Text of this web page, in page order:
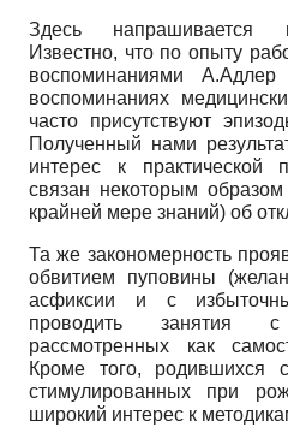
Здесь напрашивается
Известно, что по опыту
воспоминаниями
воспоминаниях
часто присутствуют
Полученный нами
интерес к практической
связан некоторым
крайней мере знаний) об
Та же закономерность
обвитием пуповины
асфиксии и с
проводить занятия
рассмотренных как
Кроме того, родившихся
стимулированных при
широкий интерес к